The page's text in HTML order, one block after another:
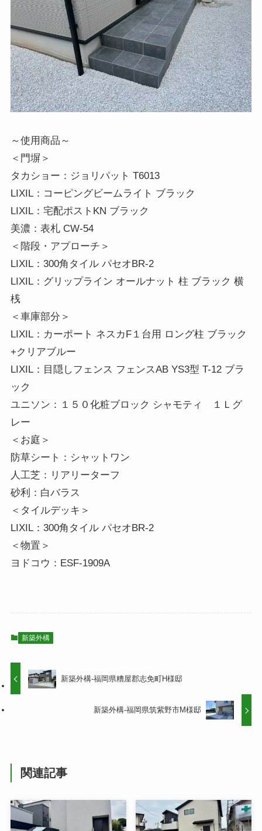
～使用商品～
＜門塀＞
タカショー：ジョリパット T6013
LIXIL：コーピングビームライト ブラック
LIXIL：宅配ポストKN ブラック
美濃：表札 CW-54
＜階段・アプローチ＞
LIXIL：300角タイル パセオBR-2
LIXIL：グリップライン オールナット 柱 ブラック 横
桟
＜車庫部分＞
LIXIL：カーポート ネスカF１台用 ロング柱 ブラック
+クリアブルー
LIXIL：目隠しフェンス フェンスAB YS3型 T-12 ブラ
ック
ユニソン：１５０化粧ブロック シャモティ １Ｌグ
レー
＜お庭＞
防草シート：シャットワン
人工芝：リアリーターフ
砂利：白バラス
＜タイルデッキ＞
LIXIL：300角タイル パセオBR-2
＜物置＞
ヨドコウ：ESF-1909A
新築外構
新築外構-福岡県糟屋郡志免町H様邸
新築外構-福岡県筑紫野市M様邸
関連記事